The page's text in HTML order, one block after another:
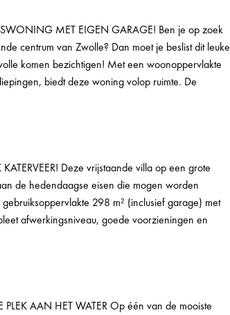
MET EIGEN GARAGE! Ben je op zoek
centrum van Zwolle? Dan moet je beslist dit leuke
komen bezichtigen! Met een woonoppervlakte
biedt deze woning volop ruimte. De
Deze vrijstaande villa op een grote
de hedendaagse eisen die mogen worden
298 m² (inclusief garage) met
afwerkingsniveau, goede voorzieningen en
AAN HET WATER Op één van de mooiste